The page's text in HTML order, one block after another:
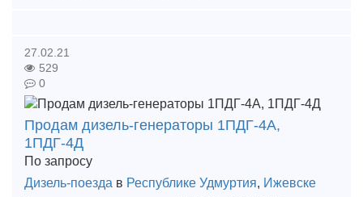
27.02.21
529
0
Продам дизель-генераторы 1ПДГ-4А,
1ПДГ-4Д
По запросу
Дизель-поезда в Республике Удмуртия, Ижевске